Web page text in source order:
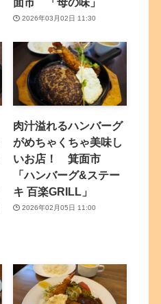
2026年03月02日 11:30
肉汁溢れるハンバーグ
がめちゃくちゃ美味し
いお店！ 箕面市
「ハンバーグ&ステー
キ 百楽GRILL」
2026年02月05日 11:00